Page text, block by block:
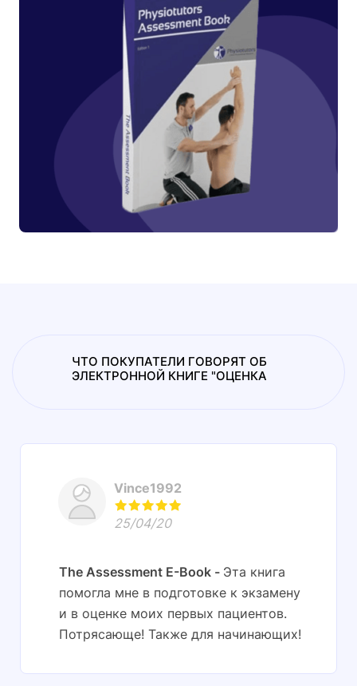
ЧТО ПОКУПАТЕЛИ ГОВОРЯТ ОБ
ЭЛЕКТРОННОЙ КНИГЕ "ОЦЕНКА
Vince1992
25/04/20
The Assessment E-Book
Эта книга
помогла мне в подготовке к экзамену
и в оценке моих первых пациентов.
Потрясающе! Также для начинающих!